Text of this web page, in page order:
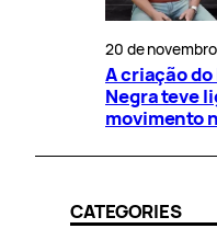
20 de
A criação
Negra teve
movimento
CATEGORIES